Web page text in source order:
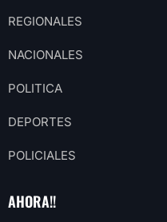
REGIONALES
NACIONALES
POLITICA
DEPORTES
POLICIALES
AHORA!!